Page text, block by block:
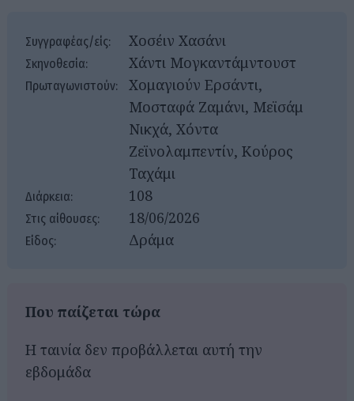
Συγγραφέας/είς: Χοσέιν Χασάνι
Σκηνοθεσία: Χάντι Μογκαντάμντουστ
Πρωταγωνιστούν:
Χομαγιούν Ερσάντι,
Μοσταφά Ζαμάνι, Μεϊσάμ
Νικχά, Χόντα
Ζεϊνολαμπεντίν, Κούρος
Ταχάμι
Διάρκεια: 108
Στις αίθουσες: 18/06/2026
Είδος: Δράμα
Που παίζεται τώρα
Η ταινία δεν προβάλλεται αυτή την
εβδομάδα